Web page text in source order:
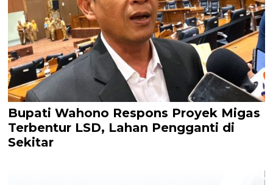
Bupati Wahono Respons Proyek Migas
Terbentur LSD, Lahan Pengganti di
Sekitar